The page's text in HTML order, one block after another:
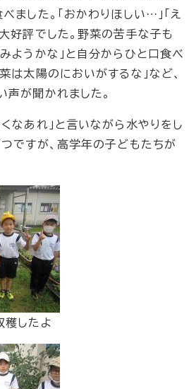
ました。「おかわりほしい…」「え
好評でした。野菜の苦手な子も
みようかな」と自分からひと口食べ
は太陽のにおいがするな」など、
声が聞かれました。
なあれ」と言いながら水やりをし
ですが、高学年の子どもたちが
穫したよ